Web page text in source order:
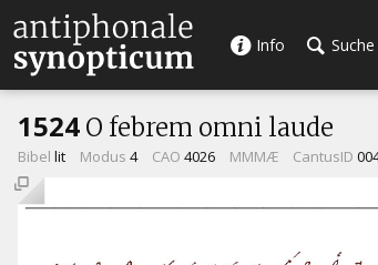
Info Suche
1524 O febrem omni laude
Bibel lit Modus 4 CAO 4026 MMMÆ CantusID